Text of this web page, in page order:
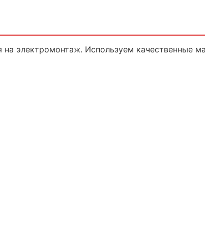
на электромонтаж. Используем качественные